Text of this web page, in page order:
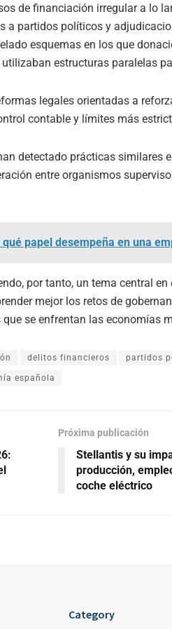
de financiación irregular a lo
a partidos políticos y
esquemas en los que
estructuras paralelas
legales orientadas a
contable y límites más
detectado prácticas similares
entre organismos
papel desempeña en una
por tanto, un tema central en
mejor los retos de
se enfrentan las economías
delitos financieros partidos
española
Próxima publicación
Stellantis y su
producción,
coche eléctrico
Category